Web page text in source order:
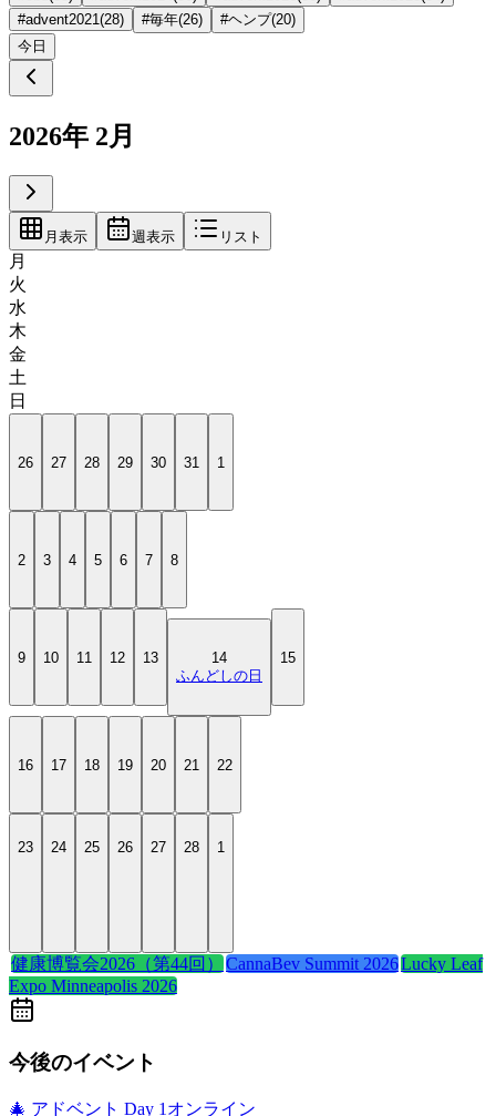
#advent2021(28) #毎年(26) #ヘンプ(20)
今日
2026年 2月
月表示 週表示 リスト
月
火
水
木
金
土
日
26 27 28 29 30 31 1
2 3 4 5 6 7 8
9 10 11 12 13
14
ふんどしの日
15
16 17 18 19 20 21 22
23 24 25 26 27 28 1
健康博覧会2026（第44回）CannaBev Summit 2026Lucky Leaf
Expo Minneapolis 2026
今後のイベント
🎄 アドベント Day 1 オンライン